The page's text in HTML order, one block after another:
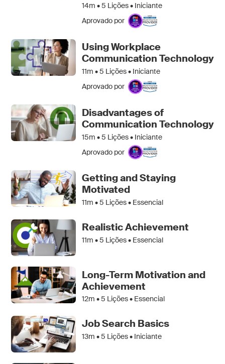
14m •5 Lições • Iniciante
Aprovado por
Using Workplace
Communication Technology
11m •5 Lições • Iniciante
Aprovado por
Disadvantages of
Communication Technology
15m •5 Lições • Iniciante
Aprovado por
Getting and Staying
Motivated
11m •5 Lições • Essencial
Realistic Achievement
11m •5 Lições • Essencial
Long-Term Motivation and
Achievement
12m •5 Lições • Essencial
Job Search Basics
13m •5 Lições • Iniciante